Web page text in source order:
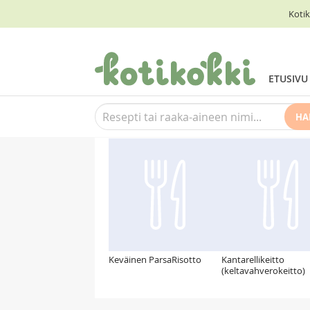
ETUSIVU
Suosittelemme myös
Keväinen ParsaRisotto
Kantarellikeitto
(keltavahverokeitto)